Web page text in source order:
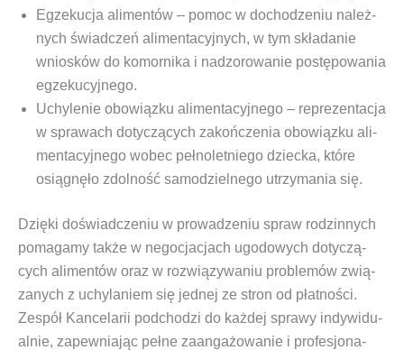
Egze­ku­cja ali­men­tów – pomoc w docho­dze­niu należ­
nych świad­czeń ali­men­ta­cyj­nych, w tym skła­da­nie
wnio­sków do komor­ni­ka i nad­zo­ro­wa­nie postę­po­wa­nia
egzekucyjnego.
Uchy­le­nie obo­wiąz­ku ali­men­ta­cyj­ne­go – repre­zen­ta­cja
w spra­wach doty­czą­cych zakoń­cze­nia obo­wiąz­ku ali­
men­ta­cyj­ne­go wobec peł­no­let­nie­go dziec­ka, któ­re
osią­gnę­ło zdol­ność samo­dziel­ne­go utrzy­ma­nia się.
Dzię­ki doświad­cze­niu w pro­wa­dze­niu spraw rodzin­nych
poma­ga­my tak­że w nego­cja­cjach ugo­do­wych doty­czą­
cych ali­men­tów oraz w roz­wią­zy­wa­niu pro­ble­mów zwią­
za­nych z uchy­la­niem się jed­nej ze stron od płat­no­ści.
Zespół Kan­ce­la­rii pod­cho­dzi do każ­dej spra­wy indy­wi­du­
al­nie, zapew­nia­jąc peł­ne zaan­ga­żo­wa­nie i pro­fe­sjo­na­